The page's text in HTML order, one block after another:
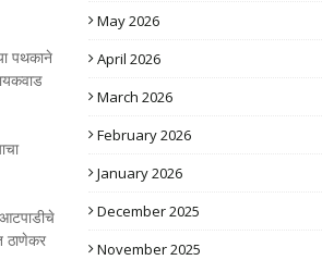
पथकाने
आटपाडीचे
ठाणेकर
May 2026
April 2026
March 2026
February 2026
January 2026
December 2025
November 2025